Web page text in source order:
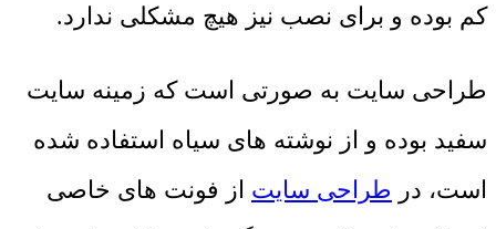
کم بوده و برای نصب نیز هیچ مشکلی ندارد.
طراحی سایت به صورتی است که زمینه سایت
سفید بوده و از نوشته های سیاه استفاده شده
است، در طراحی سایت از فونت های خاصی